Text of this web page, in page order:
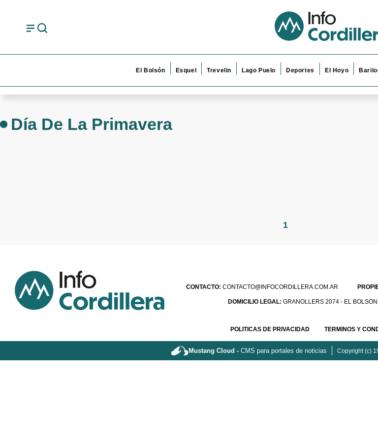
El Bolsón Esquel Trevelin Lago Puelo Deportes El Hoyo
Día De La Primavera
1
CONTACTO: CONTACTO@INFOCORDILLERA.COM.AR
DOMICILIO LEGAL:GRANOLLERS 2074 - EL
POLITICAS DE PRIVACIDAD TERMINOS Y
Mustang Cloud - CMS para portales de noticias Copyright (c)